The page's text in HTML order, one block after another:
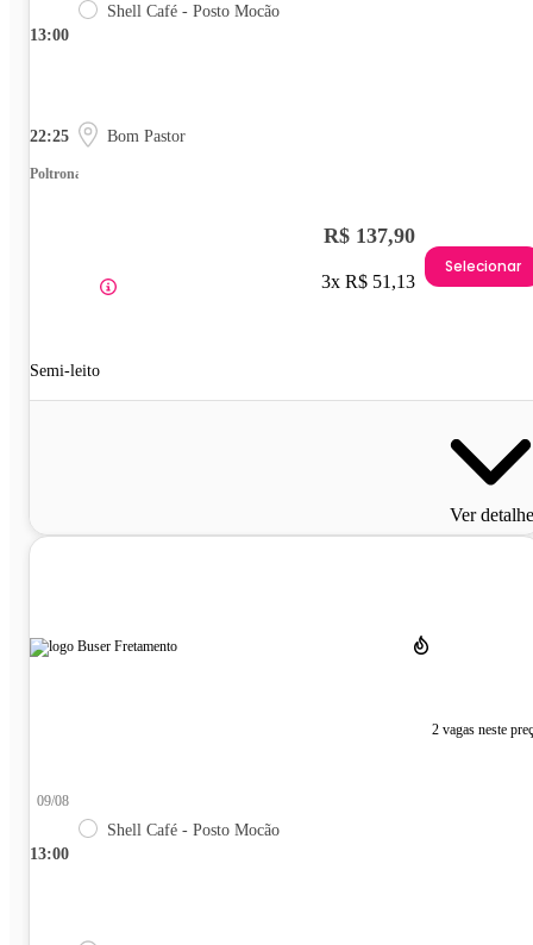
13:00
Shell Café - Posto Mocão
22:25 Bom Pastor
Poltrona
Semi-leito
R$ 137,90
3x R$ 51,13
Selecionar
Ver
2 vagas neste
13:00
09/08
Shell Café - Posto Mocão